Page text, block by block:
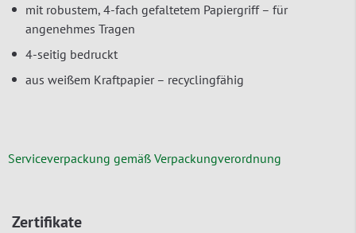
mit robustem, 4-fach gefaltetem Papiergriff – für
angenehmes Tragen
4-seitig bedruckt
aus weißem Kraftpapier – recyclingfähig
Serviceverpackung gemäß Verpackungverordnung
Zertifikate